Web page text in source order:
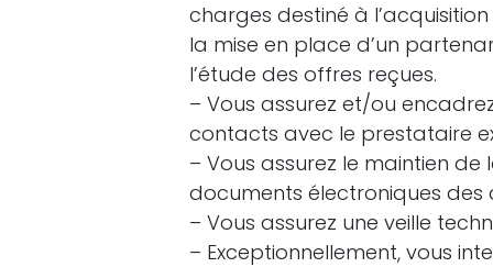
charges destiné à
la mise en place d’un
l’étude des offres reçues.
– Vous assurez et/ou
contacts avec le prestataire
– Vous assurez le maintien
documents électroniques
– Vous assurez une veille
– Exceptionnellement, vous